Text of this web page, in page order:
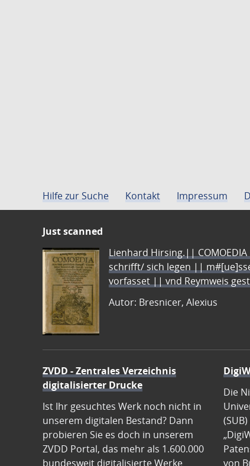
Hilfe zur Suche Kontakt Impressum
Just scanned
Lienhard Hirsing.||
schrifft/ sich legen ||
vorfasset || vnd Reymweis
Autor: Bresnicer, Alexius
ZVDD - Zentrales Verzeichnis
digitalisierter Drucke
Ist Ihr gesuchtes Werk noch nicht in
unserem digitalen Bestand? Dann
probieren Sie es doch in unserem
ZVDD Portal, das mehr als 1.600.000
bundesweit digitalisierte Werke
Die
von